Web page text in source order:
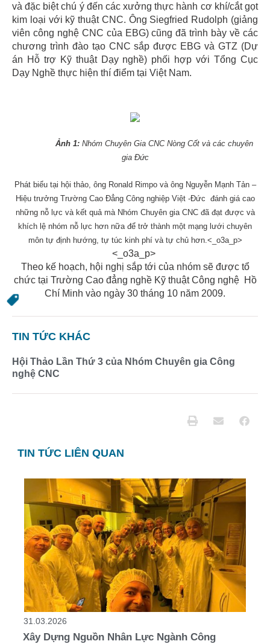
và đặc biệt chú ý đến các xưởng thực hành cơ khí/cắt gọt
kim loại với kỹ thuật CNC. Ông Siegfried Rudolph (giảng
viên công nghệ CNC của EBG) cũng đã trình bày về các
chương trình đào tạo CNC sắp được EBG và GTZ (Dự
án Hỗ trợ Kỹ thuật Dạy nghề) phối hợp với Tổng Cục
Dạy Nghề thực hiện thí điểm tại Việt Nam.
Ảnh 1: Nhóm Chuyên Gia CNC Nòng Cốt và các chuyên
gia Đức
Phát biểu tại hội thảo, ông Ronald Rimpo và ông Nguyễn Mạnh Tản –
Hiệu trưởng Trường Cao Đẳng Công nghiệp Việt -Đức đánh giá cao
những nỗ lực và kết quả mà Nhóm Chuyên gia CNC đã đạt được và
khích lệ nhóm nỗ lực hơn nữa để trở thành một mạng lưới chuyên
môn tự định hướng, tự túc kinh phí và tự chủ hơn.<_o3a_p>
<_o3a_p>
Theo kế hoạch, hội nghị sắp tới của nhóm sẽ được tổ
chức tại Trường Cao đẳng nghề Kỹ thuật Công nghệ Hồ
Chí Minh vào ngày 30 tháng 10 năm 2009.
TIN TỨC KHÁC
Hội Thảo Lần Thứ 3 của Nhóm Chuyên gia Công
nghệ CNC
TIN TỨC LIÊN QUAN
31.03.2026
Xây Dựng Nguồn Nhân Lực Ngành Công